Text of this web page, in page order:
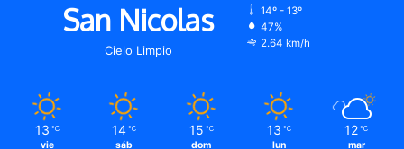
San Nicolas
Cielo Limpio
14º - 13º
47%
2.64 km/h
13 ℃
vie
14 ℃
sáb
15 ℃
dom
13 ℃
lun
12 ℃
mar